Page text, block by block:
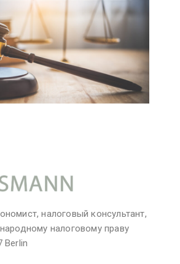
налоговый консультант,
налоговому праву
Berlin